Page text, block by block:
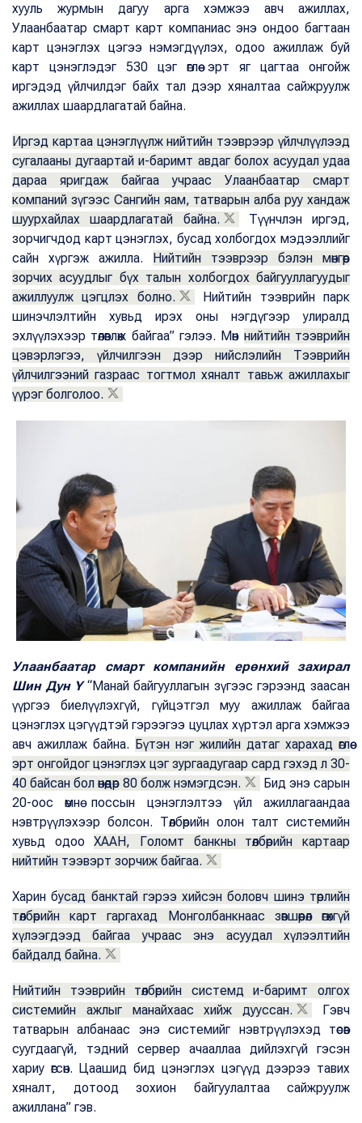
хууль журмын дагуу арга хэмжээ авч ажиллах,
Улаанбаатар смарт карт компаниас энэ ондоо багтаан
карт цэнэглэх цэгээ нэмэгдүүлэх, одоо ажиллаж буй
карт цэнэглэдэг 530 цэг өглөө эрт яг цагтаа онгойж
иргэдэд үйлчилдэг байх тал дээр хяналтаа сайжруулж
ажиллах шаардлагатай байна.
Иргэд картаа цэнэглүүлж нийтийн тээврээр үйлчлүүлээд
сугалааны дугаартай и-баримт авдаг болох асуудал удаа
дараа яригдаж байгаа учраас Улаанбаатар смарт
компаний зүгээс Сангийн яам, татварын алба руу хандаж
шуурхайлах шаардлагатай байна.
Түүнчлэн иргэд,
зорчигчдод карт цэнэглэх, бусад холбогдох мэдээллийг
сайн хүргэж ажилла. Нийтийн тээврээр бэлэн мөнгөөр
зорчих асуудлыг бүх талын холбогдох байгууллагуудыг
ажиллуулж цэгцлэх болно.
Нийтийн тээврийн парк
шинэчлэлтийн хувьд ирэх оны нэгдүгээр улиралд
эхлүүлэхээр төлөвлөж байгаа” гэлээ. Мөн нийтийн тээврийн
цэвэрлэгээ, үйлчилгээн дээр нийслэлийн Тээврийн
үйлчилгээний газраас тогтмол хяналт тавьж ажиллахыг
үүрэг болголоо.
Улаанбаатар смарт компанийн ерөнхий захирал
Шин Дун Ү“Манай байгууллагын зүгээс гэрээнд заасан
үүргээ биелүүлэхгүй, гүйцэтгэл муу ажиллаж байгаа
цэнэглэх цэгүүдтэй гэрээгээ цуцлах хүртэл арга хэмжээ
авч ажиллаж байна. Бүтэн нэг жилийн датаг харахад өглөө
эрт онгойдог цэнэглэх цэг зургаадугаар сард гэхэд л 30-
40 байсан бол өнөөдөр 80 болж нэмэгдсэн.
Бид энэ сарын
20-оос өмнө поссын цэнэглэлтээ үйл ажиллагаандаа
нэвтрүүлэхээр болсон. Төлбөрийн олон талт системийн
хувьд одооХААН, Голомт банкны төлбөрийн картаар
нийтийн тээвэрт зорчиж байгаа.
Харин бусад банктай гэрээ хийсэн боловч шинэ төрлийн
төлбөрийн карт гаргахад Монголбанкнаас зөвшөөрөл өгөхгүй
хүлээгдээд байгаа учраас энэ асуудал хүлээлтийн
байдалд байна.
Нийтийн тээврийн төлбөрийн системд и-баримт олгох
системийн ажлыг манайхаас хийж дууссан.
Гэвч
татварын албанаас энэ системийг нэвтрүүлэхэд төсөв
суугдаагүй, тэдний сервер ачааллаа дийлэхгүй гэсэн
хариу өгсөн. Цаашид бид цэнэглэх цэгүүд дээрээ тавих
хяналт, дотоод зохион байгуулалтаа сайжруулж
ажиллана” гэв.